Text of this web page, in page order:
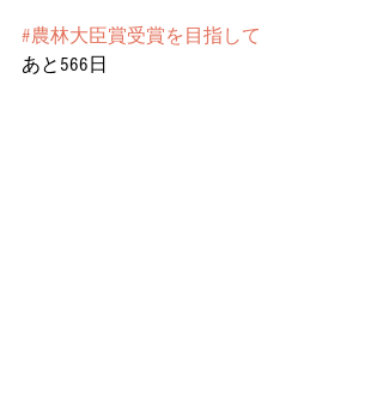
#農林大臣賞受賞を目指して
あと566日